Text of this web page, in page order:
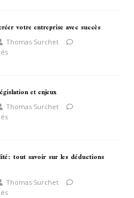
votre entreprise avec succès
Thomas Surchet
et enjeux
Thomas Surchet
tout savoir sur les déductions
Thomas Surchet